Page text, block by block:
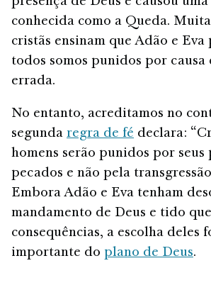
conhecida como a Queda.
cristãs ensinam que Adão e Eva
todos somos punidos por causa
errada.
No entanto, acreditamos no
segunda regra de fé declara:
homens serão punidos por seus
pecados e não pela
Embora Adão e Eva tenham
mandamento de Deus e tido
consequências, a escolha deles
importante do plano de Deus.